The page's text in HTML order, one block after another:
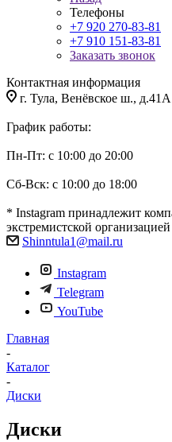
Телефоны
+7 920 270-83-81
+7 910 151-83-81
Заказать звонок
Контактная информация
г. Тула, Венёвское ш., д.41А
График работы:
Пн-Пт: с 10:00 до 20:00
Сб-Вск: с 10:00 до 18:00
* Instagram принадлежит
экстремистской
Shinntula1@mail.ru
Instagram
Telegram
YouTube
Главная
-
Каталог
-
Диски
Диски